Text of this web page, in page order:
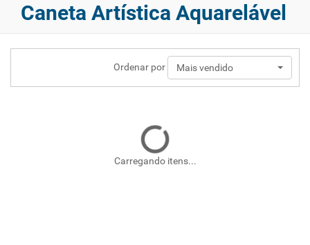
Caneta Artística Aquarelável
Ordenar por Mais vendido
Carregando itens...